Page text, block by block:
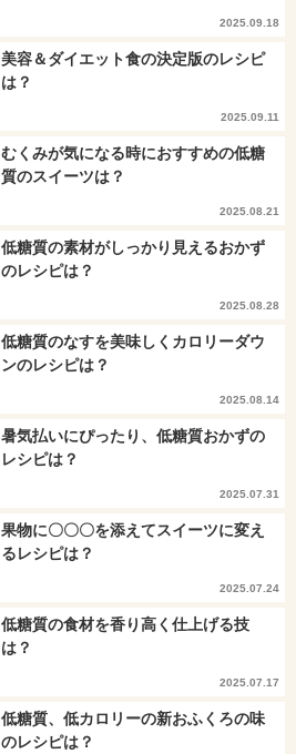
2025.09.18
美容＆ダイエット食の決定版のレシピ
は？
2025.09.11
むくみが気になる時におすすめの低糖
質のスイーツは？
2025.08.21
低糖質の素材がしっかり見えるおかず
のレシピは？
2025.08.28
低糖質のなすを美味しくカロリーダウ
ンのレシピは？
2025.08.14
暑気払いにぴったり、低糖質おかずの
レシピは？
2025.07.31
果物に〇〇〇を添えてスイーツに変え
るレシピは？
2025.07.24
低糖質の食材を香り高く仕上げる技
は？
2025.07.17
低糖質、低カロリーの新おふくろの味
のレシピは？